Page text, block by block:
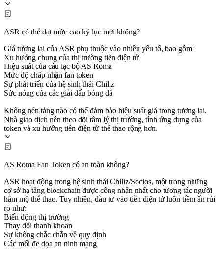
ASR có thể đạt mức cao kỷ lục mới không?
Giá tương lai của ASR phụ thuộc vào nhiều yếu tố, bao gồm:
Xu hướng chung của thị trường tiền điện tử
Hiệu suất của câu lạc bộ AS Roma
Mức độ chấp nhận fan token
Sự phát triển của hệ sinh thái Chiliz
Sức nóng của các giải đấu bóng đá
Không nền tảng nào có thể đảm bảo hiệu suất giá trong tương lai.
Nhà giao dịch nên theo dõi tâm lý thị trường, tính ứng dụng của
token và xu hướng tiền điện tử thể thao rộng hơn.
AS Roma Fan Token có an toàn không?
ASR hoạt động trong hệ sinh thái Chiliz/Socios, một trong những
cơ sở hạ tầng blockchain được công nhận nhất cho tương tác người
hâm mộ thể thao. Tuy nhiên, đầu tư vào tiền điện tử luôn tiềm ẩn rủi
ro như:
Biến động thị trường
Thay đổi thanh khoản
Sự không chắc chắn về quy định
Các mối đe dọa an ninh mạng